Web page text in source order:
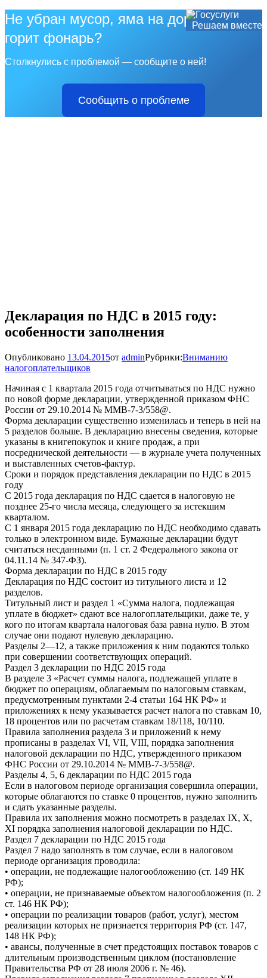
Решаем вместе
Не убран мусор, яма на дороге, не
горит фонарь?
Столкнулись с проблемой — сообщите о ней!
Сообщить о проблеме
Декларация по НДС в 2015 году:
особенности заполнения
Опубликовано 13.04.2015от adminРубрики:Вниманию
налогоплательщиков
Начиная с 1 квартала 2015 года отчитываться по НДС нужно
по новой форме декларации, утвержденной приказом ФНС
России от 29.10.2014 № ММВ-7-3/558@.
Форма декларации существенно изменилась и теперь в ней на
5 разделов больше. В декларацию внесены сведения, которые
указаны в книгепокупок и книге продаж, а при
посреднической деятельности — в журнале учета полученных
и выставленных счетов-фактур.
Сроки и порядок представления декларации по НДС в 2015
году
С 2015 года декларация по НДС сдается в налоговую не
позднее 25-го числа месяца, следующего за истекшим
кварталом.
С 1 января 2015 года декларацию по НДС необходимо сдавать
только в электронном виде. Бумажные декларации будут
считаться несданными (п. 1 ст. 2 Федерального закона от
04.11.14 № 347-ФЗ).
Форма декларации по НДС в 2015 году
Декларация по НДС состоит из титульного листа и 12
разделов.
Титульный лист и раздел 1 «Сумма налога, подлежащая
уплате в бюджет» сдают все налогоплательщики, даже те, у
кого по итогам квартала налоговая база равна нулю. В этом
случае они подают нулевую декларацию.
Разделы 2—12, а также приложения к ним подаются только
при совершении соответствующих операций.
Раздел 3 декларации по НДС 2015 года
В разделе 3 «Расчет суммы налога, подлежащей уплате в
бюджет по операциям, облагаемым по налоговым ставкам,
предусмотренным пунктами 2-4 статьи 164 НК РФ» и
приложениях к нему указывается расчет налога по ставкам 10,
18 процентов или по расчетам ставкам 18/118, 10/110.
Правила заполнения раздела 3 и приложений к нему
прописаны в разделах VI, VII, VIII, порядка заполнения
налоговой декларации по НДС, утвержденного приказом
ФНС России от 29.10.2014 № ММВ-7-3/558@.
Разделы 4, 5, 6 декларации по НДС 2015 года
Если в налоговом периоде организация совершила операции,
которые облагаются по ставке 0 процентов, нужно заполнить
и сдать указанные разделы.
Правила их заполнения можно посмотреть в разделах IX, X,
XI порядка заполнения налоговой декларации по НДС.
Раздел 7 декларации по НДС 2015 года
Раздел 7 надо заполнять в том случае, если в налоговом
периоде организация проводила:
• операции, не подлежащие налогообложению (ст. 149 НК
РФ);
• операции, не признаваемые объектом налогообложения (п. 2
ст. 146 НК РФ);
• операции по реализации товаров (работ, услуг), местом
реализации которых не признается территория РФ (ст. 147,
148 НК РФ);
• авансы, полученные в счет предстоящих поставок товаров с
длительным производственным циклом (постановление
Правительства РФ от 28 июля 2006 г. № 46).